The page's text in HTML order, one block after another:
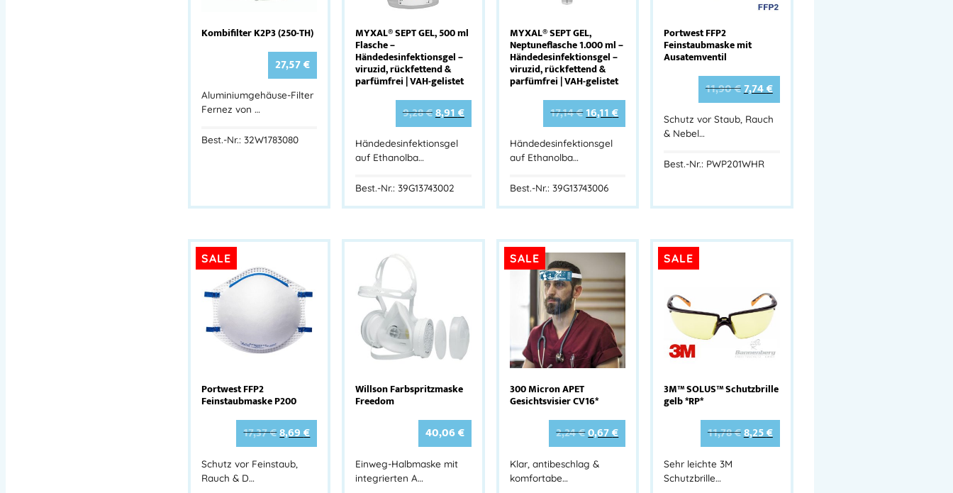
Kombifilter K2P3 (250-TH)
27,57€
Aluminiumgehäuse-Filter
Fernez von …
Best.-Nr.: 32W1783080
MYXAL® SEPT GEL, 500 ml
Flasche –
Händedesinfektionsgel –
viruzid, rückfettend &
parfümfrei | VAH-gelistet
9,28€8,91€
Händedesinfektionsgel
auf Ethanolba…
Best.-Nr.: 39G13743002
MYXAL® SEPT GEL,
Neptuneflasche 1.000 ml –
Händedesinfektionsgel –
viruzid, rückfettend &
parfümfrei | VAH-gelistet
17,14€16,11€
Händedesinfektionsgel
auf Ethanolba…
Best.-Nr.: 39G13743006
Portwest FFP2
Feinstaubmaske mit
Ausatemventil
11,90€7,74€
Schutz vor Staub, Rauch
& Nebel…
Best.-Nr.: PWP201WHR
SALE
Portwest FFP2
Feinstaubmaske P200
17,37€8,69€
Schutz vor Feinstaub,
Rauch & D…
Willson Farbspritzmaske
Freedom
40,06€
Einweg-Halbmaske mit
integrierten A…
SALE
300 Micron APET
Gesichtsvisier CV16*
2,24€0,67€
Klar, antibeschlag &
komfortabe…
SALE
3M™ SOLUS™ Schutzbrille
gelb *RP*
11,78€8,25€
Sehr leichte 3M
Schutzbrille…